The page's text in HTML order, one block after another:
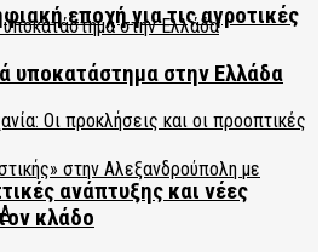
εποχή για τις αγροτικές
υποκατάστημα στην Ελλάδα
ανάπτυξης και νέες
κλάδο